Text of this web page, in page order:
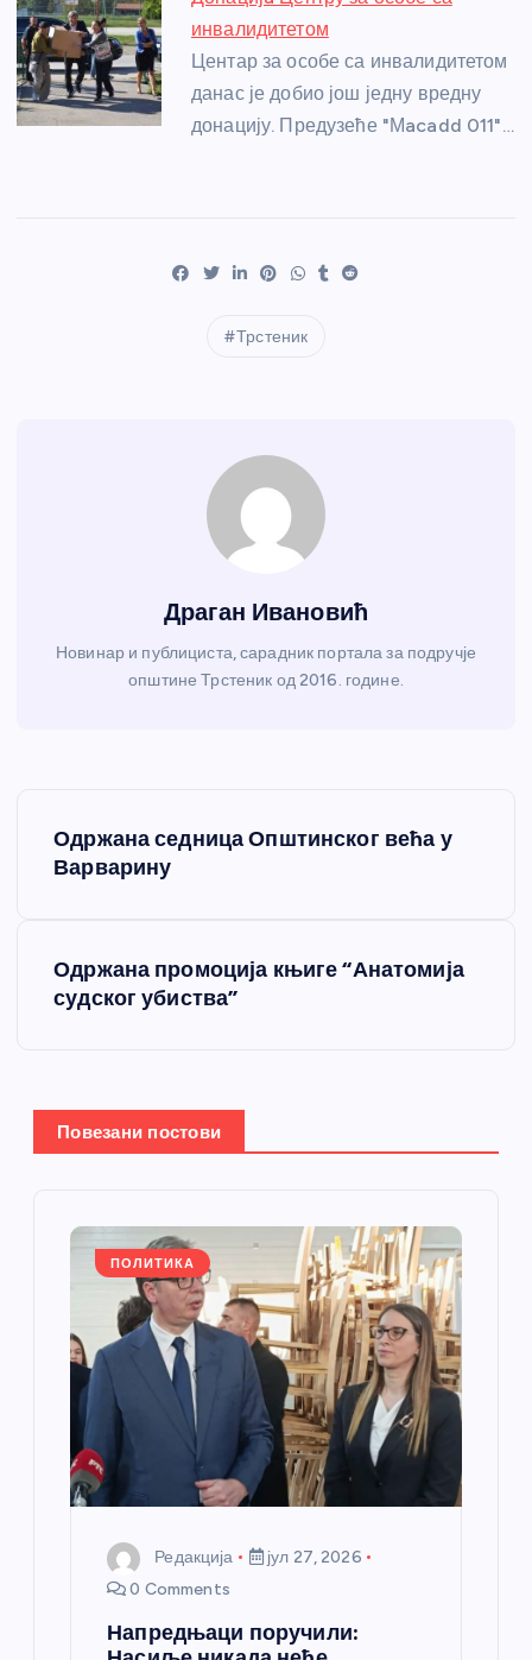
инвалидитетом
Центар за особе са инвалидитетом
данас је добио још једну вредну
донацију. Предузеће "Мacadd 011"…
Трстеник
Драган Ивановић
Новинар и публициста, сарадник портала за подручје
општине Трстеник од 2016. године.
њ
е
Одржана седница Општинског већа у
Варварину
Одржана промоција књиге “Анатомија
судског убиства”
Повезани постови
ПОЛИТИКА
Редакција
јул 27, 2026
0 Comments
Напредњаци поручили: